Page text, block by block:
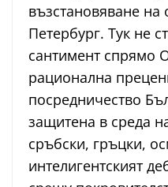
възстановяване на
Петербург. Тук не
сантимент спрямо
рационална
посредничество
защитена в среда
сръбски, гръцки,
интелигентският